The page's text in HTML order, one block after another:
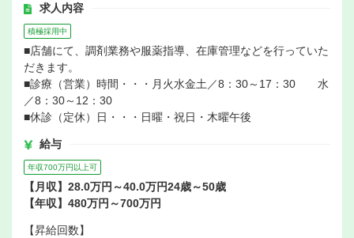
求人内容
積極採用中
■店舗にて、調剤業務や服薬指導、在庫管理などを行っていた
だきます。
■診療（営業）時間・・・月火水金土／8：30～17：30 水
／8：30～12：30
■休診（定休）日・・・日曜・祝日・木曜午後
給与
年収700万円以上可
【月収】28.0万円～40.0万円24歳～50歳
【年収】480万円～700万円
【昇給回数】